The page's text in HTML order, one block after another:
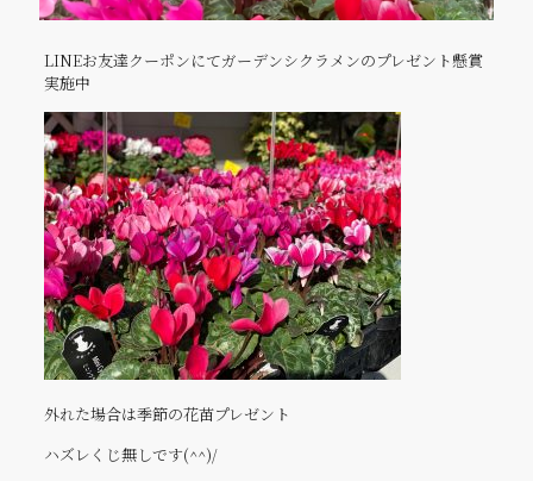
LINEお友達クーポンにてガーデンシクラメンのプレゼント懸賞
実施中
外れた場合は季節の花苗プレゼント
ハズレくじ無しです(^^)/